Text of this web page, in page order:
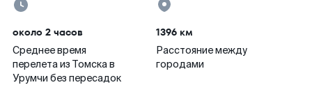
около 2 часов
Среднее время
перелета из Томска в
Урумчи без пересадок
1396 км
Расстояние между
городами